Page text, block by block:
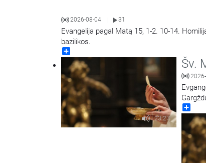
2026-08-04 31
Evangelija pagal Matą 15, 1-2. 10-14.
bazilikos.
23:27
Šv.